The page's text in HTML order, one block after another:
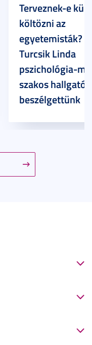
Terveznek-e
költözni az
egyetemisták? –
Turcsik Linda
pszichológia-
szakos
beszélgettünk